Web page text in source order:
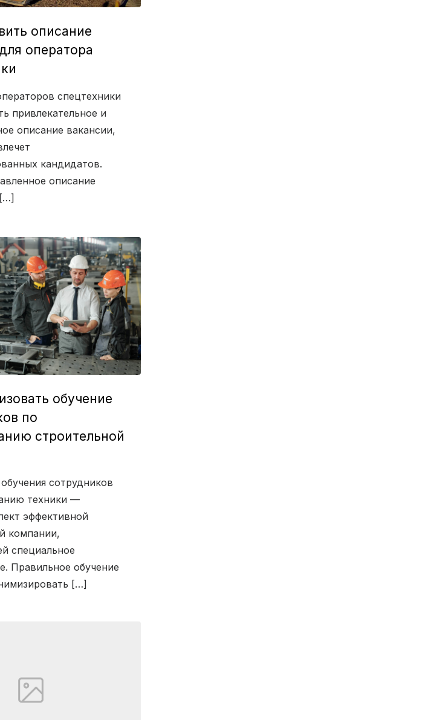
описание
оператора
спецтехники
привлекательное и
описание вакансии,
кандидатов.
описание
обучение
по
строительной
сотрудников
техники —
эффективной
компании,
специальное
Правильное обучение
[…]